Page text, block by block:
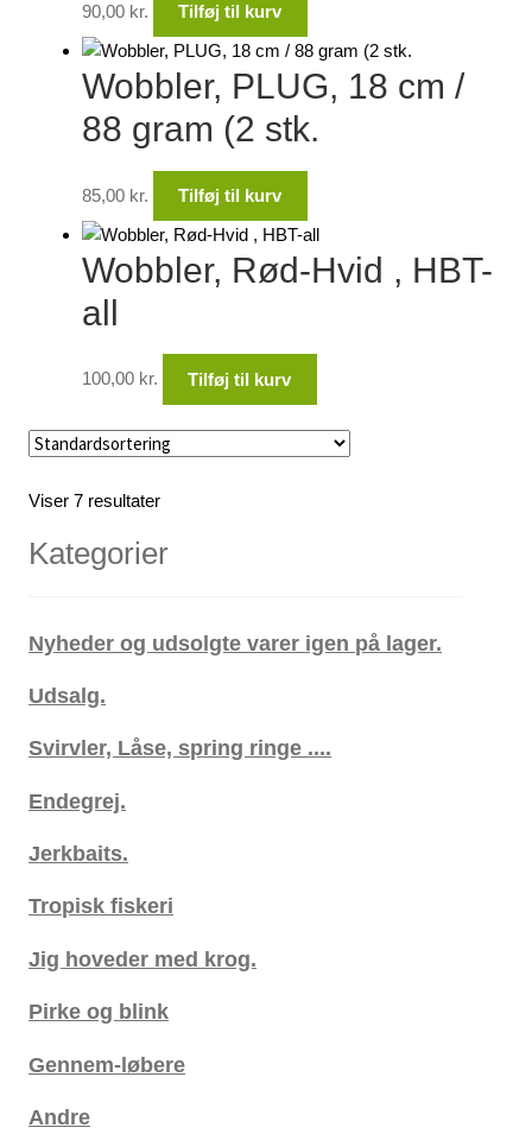
90,00 kr. Tilføj til kurv
Wobbler, PLUG, 18 cm /
88 gram (2 stk.
85,00 kr. Tilføj til kurv
Wobbler, Rød-Hvid , HBT-
all
100,00 kr. Tilføj til kurv
Viser 7 resultater
Kategorier
Nyheder og udsolgte varer igen på lager.
Udsalg.
Svirvler, Låse, spring ringe ....
Endegrej.
Jerkbaits.
Tropisk fiskeri
Jig hoveder med krog.
Pirke og blink
Gennem-løbere
Andre